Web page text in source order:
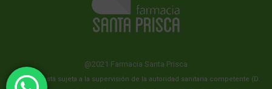
@2021 Farmacia Santa Prisca
Esta web está sujeta a la supervisión de la autoridad sanitaria competente (D.